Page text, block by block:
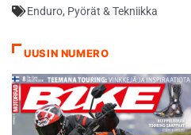
Enduro, Pyörät & Tekniikka
UUSIN NUMERO